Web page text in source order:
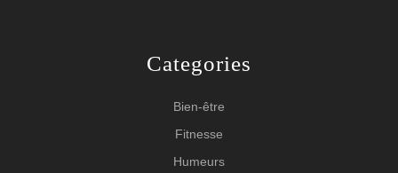
Categories
Bien-être
Fitnesse
Humeurs